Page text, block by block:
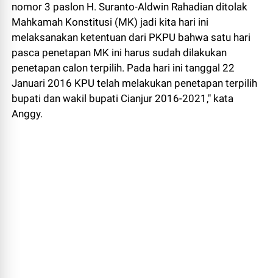
nomor 3 paslon H. Suranto-Aldwin Rahadian ditolak
Mahkamah Konstitusi (MK) jadi kita hari ini
melaksanakan ketentuan dari PKPU bahwa satu hari
pasca penetapan MK ini harus sudah dilakukan
penetapan calon terpilih. Pada hari ini tanggal 22
Januari 2016 KPU telah melakukan penetapan terpilih
bupati dan wakil bupati Cianjur 2016-2021," kata
Anggy.